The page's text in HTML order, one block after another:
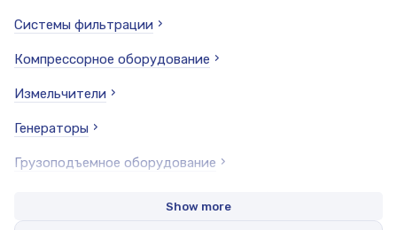
Системы фильтрации
Компрессорное оборудование
Измельчители
Генераторы
Грузоподъемное оборудование
Show more